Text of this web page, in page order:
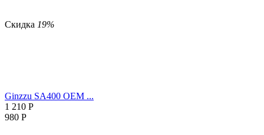
Скидка 19%
Ginzzu SA400 OEM ...
1 210 Р
980 Р